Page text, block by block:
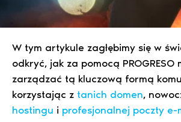
W tym artykule zagłębimy się w
odkryć, jak za pomocą PROGRESO
zarządzać tą kluczową formą
korzystając z tanich domen,
hostingu i profesjonalnej poczty e-